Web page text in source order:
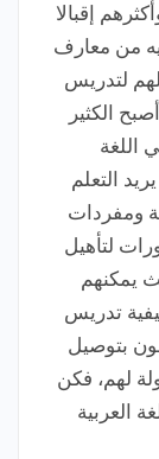
إقبالا
من معارف
لتدريس
الكثير
اللغة
التعلم
ومفردات
لتأهيل
يمكنهم
تدريس
بتوصيل
لهم، فكن
العربية